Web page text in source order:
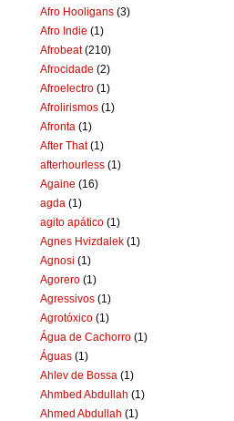
Afro Hooligans (3)
Afro Indie (1)
Afrobeat (210)
Afrocidade (2)
Afroelectro (1)
Afrolirismos (1)
Afronta (1)
After That (1)
afterhourless (1)
Againe (16)
agda (1)
agito apático (1)
Agnes Hvizdalek (1)
Agnosi (1)
Agorero (1)
Agressivos (1)
Agrotóxico (1)
Água de Cachorro (1)
Águas (1)
Ahlev de Bossa (1)
Ahmbed Abdullah (1)
Ahmed Abdullah (1)